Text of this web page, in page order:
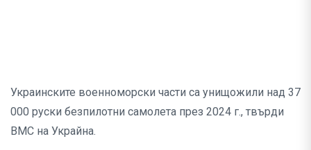
Украинските военноморски части са унищожили над 37
000 руски безпилотни самолета през 2024 г., твърди
ВМС на Украйна.